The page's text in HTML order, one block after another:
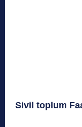
Sivil toplum